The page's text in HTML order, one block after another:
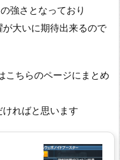
強さとなっており
大いに期待出来るので
こちらのページにまとめ
ればと思います